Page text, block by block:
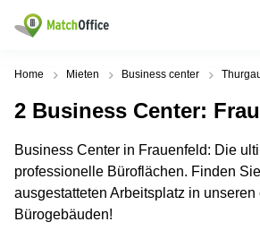
Mieten / Vermieten
Produktseiten
Büro
Business
Center
Beliebte
Coworking
Zürich
Coworking
Beliebte
Leutschenbachstrasse
95 Zürich
Bahnhofplatz
Hilfe
Über uns
Büro vermieten
Home Mieten Business center
2 Business Center:
Business Center in Frauenfeld: Die
professionelle Büroflächen. Finden
ausgestatteten Arbeitsplatz in unseren
Bürogebäuden!